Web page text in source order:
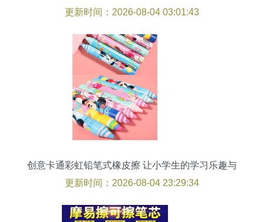
线产品介绍
更新时间：2026-08-04 03:01:43
创意卡通彩虹铅笔式橡皮擦 让小学生的学习乐趣与
干净书写同行
更新时间：2026-08-04 23:29:34